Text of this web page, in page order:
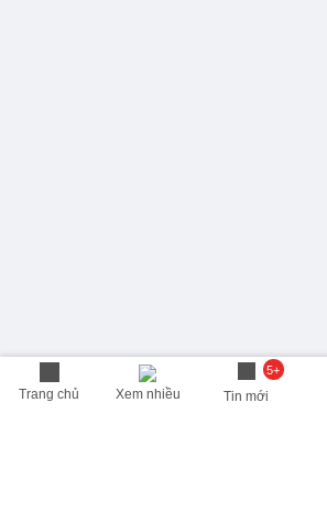
Trang chủ Xem nhiều
5+
Tin mới